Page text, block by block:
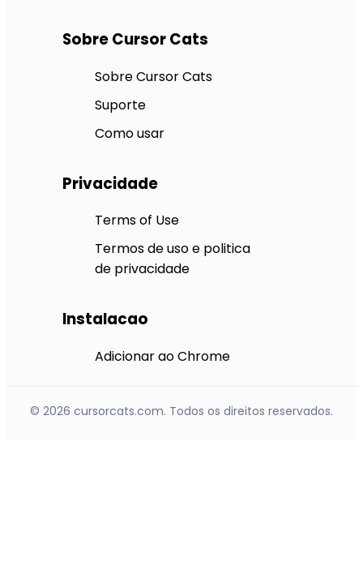
Sobre Cursor Cats
Sobre Cursor Cats
Suporte
Como usar
Privacidade
Terms of Use
Termos de uso e politica
de privacidade
Instalacao
Adicionar ao Chrome
© 2026 cursorcats.com. Todos os direitos reservados.